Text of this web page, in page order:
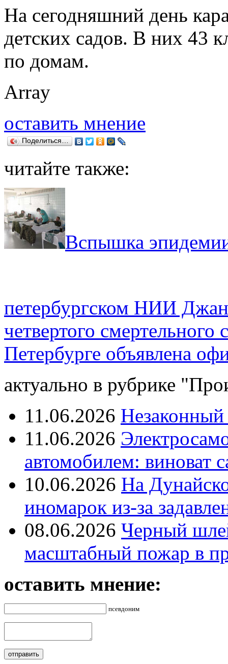
На сегодняшний день
детских садов. В них 43
по домам.
Array
оставить мнение
Поделиться…
читайте также:
Вспышка
петербургском НИИ
четвертого
Петербурге объявлена
актуально в рубрике
11.06.2026
11.06.2026
автомобилем: виноват
10.06.2026 На
иномарок из-за
08.06.2026 Черный
масштабный пожар в
оставить мнение:
псевдоним